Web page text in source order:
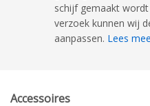
schijf gemaakt
verzoek kunnen wij
aanpassen. Lees
Accessoires